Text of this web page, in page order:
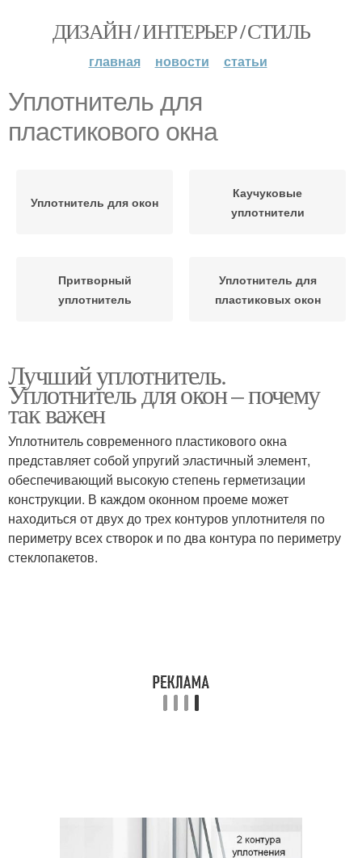
ДИЗАЙН / ИНТЕРЬЕР / СТИЛЬ
главная новости статьи
Уплотнитель для
пластикового окна
Уплотнитель для окон
Каучуковые
уплотнители
Притворный
уплотнитель
Уплотнитель для
пластиковых окон
Лучший уплотнитель.
Уплотнитель для окон – почему
так важен
Уплотнитель современного пластикового окна
представляет собой упругий эластичный элемент,
обеспечивающий высокую степень герметизации
конструкции. В каждом оконном проеме может
находиться от двух до трех контуров уплотнителя по
периметру всех створок и по два контура по периметру
стеклопакетов.